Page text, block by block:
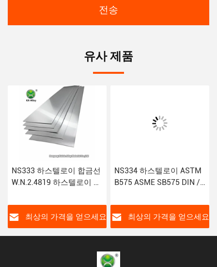
전송
유사 제품
NS333 하스텔로이 합금선
W.N.2.4819 하스텔로이 튜
하스텔로이 플레이트
최상의 가격을 얻으세요
NS334 하스텔로이 ASTM
B575 ASME SB575 DIN /
배관 플레이트
최상의 가격을 얻으세요